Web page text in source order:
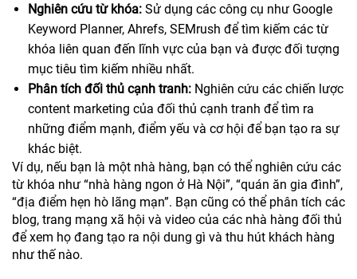
Nghiên cứu từ khóa: Sử dụng các công cụ như Google
Keyword Planner, Ahrefs, SEMrush để tìm kiếm các từ
khóa liên quan đến lĩnh vực của bạn và được đối tượng
mục tiêu tìm kiếm nhiều nhất.
Phân tích đối thủ cạnh tranh: Nghiên cứu các chiến lược
content marketing của đối thủ cạnh tranh để tìm ra
những điểm mạnh, điểm yếu và cơ hội để bạn tạo ra sự
khác biệt.
Ví dụ, nếu bạn là một nhà hàng, bạn có thể nghiên cứu các
từ khóa như “nhà hàng ngon ở Hà Nội”, “quán ăn gia đình”,
“địa điểm hẹn hò lãng mạn”. Bạn cũng có thể phân tích các
blog, trang mạng xã hội và video của các nhà hàng đối thủ
để xem họ đang tạo ra nội dung gì và thu hút khách hàng
như thế nào.